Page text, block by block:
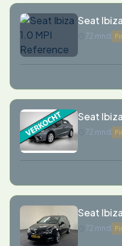
Seat
72 mnd
Seat
(Goed
72 mnd
Seat
Connect
72 mnd